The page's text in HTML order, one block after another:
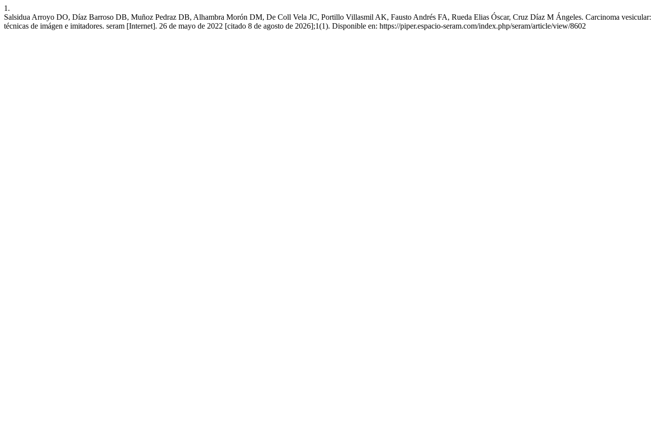
1.
Salsidua Arroyo DO, Díaz Barroso DB, Muñoz Pedraz DB, Alhambra Morón DM, De Coll Vela JC, Portillo Villasmil AK, Fausto Andrés FA, Rueda Elias Óscar, Cruz Díaz M Ángeles. Carcinoma vesicular:
técnicas de imágen e imitadores. seram [Internet]. 26 de mayo de 2022 [citado 8 de agosto de 2026];1(1). Disponible en: https://piper.espacio-seram.com/index.php/seram/article/view/8602